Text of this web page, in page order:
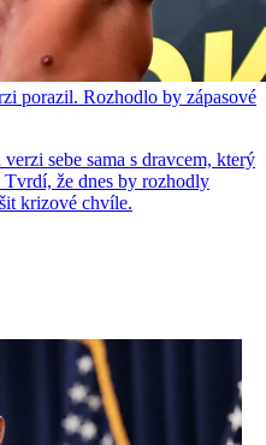
porazil. Rozhodlo by zápasové
sebe sama s dravcem, který
že dnes by rozhodly
krizové chvíle.